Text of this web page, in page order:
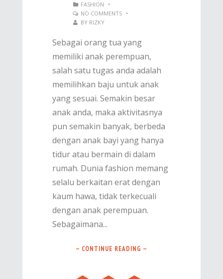
FASHION
•
NO COMMENTS
•
BY RIZKY
Sebagai orang tua yang
memiliki anak perempuan,
salah satu tugas anda adalah
memilihkan baju untuk anak
yang sesuai. Semakin besar
anak anda, maka aktivitasnya
pun semakin banyak, berbeda
dengan anak bayi yang hanya
tidur atau bermain di dalam
rumah. Dunia fashion memang
selalu berkaitan erat dengan
kaum hawa, tidak terkecuali
dengan anak perempuan.
Sebagaimana...
— CONTINUE READING —